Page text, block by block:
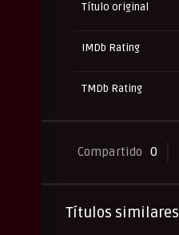
Título original
IMDb Rating
TMDb Rating
Compartido 0
Títulos similares